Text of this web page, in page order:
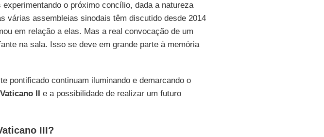
o próximo concílio, dada a natureza
várias assembleias sinodais têm discutido desde 2014
em relação a elas. Mas a real convocação de um
na sala. Isso se deve em grande parte à memória
pontificado continuam iluminando e demarcando o
Vaticano II e a possibilidade de realizar um futuro
III?